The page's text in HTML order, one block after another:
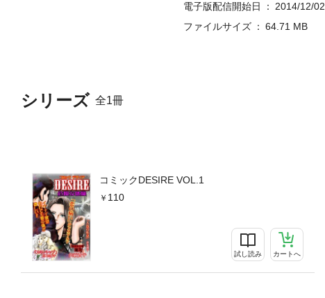
シリーズ 全1冊
コミックDESIRE VOL.1
110
試し読み カートへ
電子版配信開始日
2014/12/02
ファイルサイズ
64.71 MB